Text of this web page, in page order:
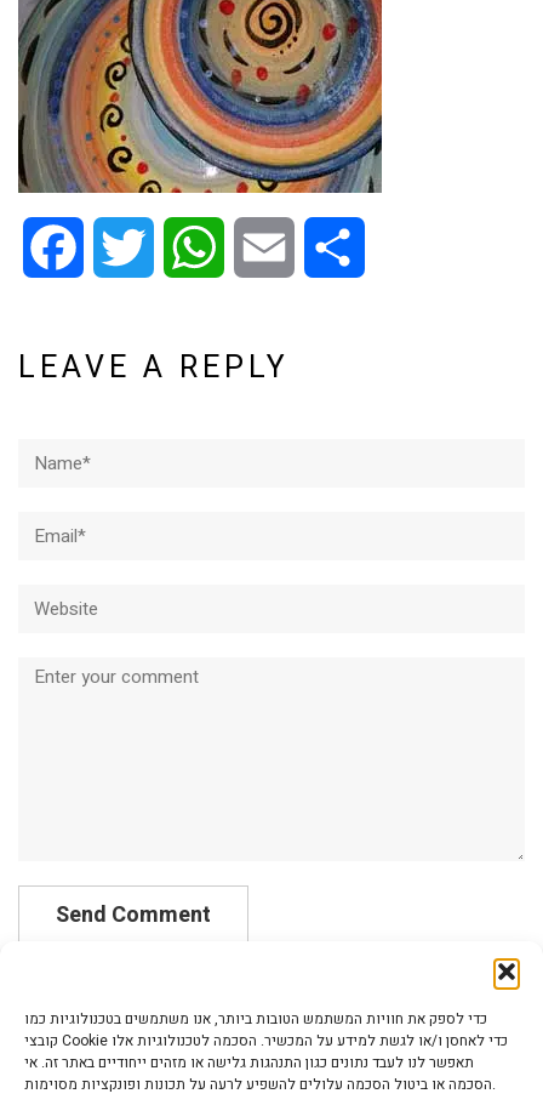
כדי לספק את חוויות המשתמש הטובות ביותר, אנו משתמשים בטכנולוגיות כמו
קובצי Cookie כדי לאחסן ו/או לגשת למידע על המכשיר. הסכמה לטכנולוגיות אלו
תאפשר לנו לעבד נתונים כגון התנהגות גלישה או מזהים ייחודיים באתר זה. אי
הסכמה או ביטול הסכמה עלולים להשפיע לרעה על תכונות ופונקציות מסוימות.
Facebook Twitter WhatsApp Email
LEAVE A REPLY
Comment